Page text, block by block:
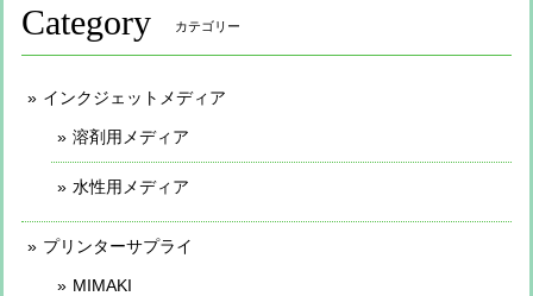
Category カテゴリー
インクジェットメディア
溶剤用メディア
水性用メディア
プリンターサプライ
MIMAKI